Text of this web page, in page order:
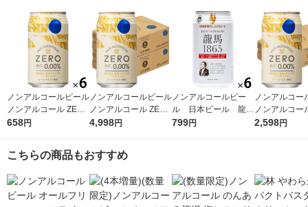
ノンアルコールビール
ノンアルコール ZERO
350ml 1セット(6本)
コ限定】 オリジナル
658円
ノンアルコールビール
ノンアルコール ZERO
缶 350ml 2ケース（4
ビールテイスト オリ
4,998円
ノンアルコールビー
ル 日本ビール 龍馬
1865 350ml 1パッ
799円
ノンアルコー
ノンアルコー
缶 350ml 1ケ
2,598円
こちらの商品もおすすめ